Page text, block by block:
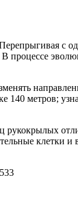
с
В процессе
метров;
рукокрылых
клетки и
533